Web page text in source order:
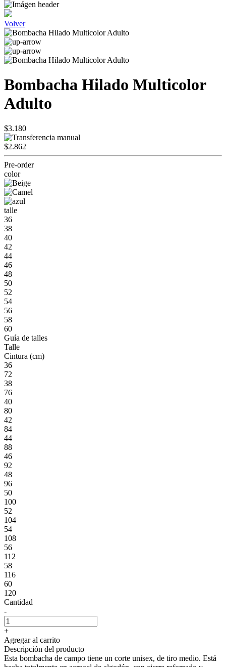
Volver
Bombacha Hilado Multicolor
Adulto
$3.180
$2.862
Pre-order
color
talle
36
38
40
42
44
46
48
50
52
54
56
58
60
Guía de talles
Talle
Cintura (cm)
36
72
38
76
40
80
42
84
44
88
46
92
48
96
50
100
52
104
54
108
56
112
58
116
60
120
Cantidad
-
+
Agregar al carrito
Descripción del producto
Esta bombacha de campo tiene un corte unisex, de tiro medio. Está